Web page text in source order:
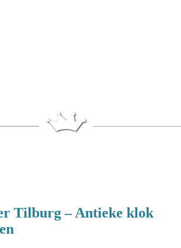
Tilburg – Antieke klok